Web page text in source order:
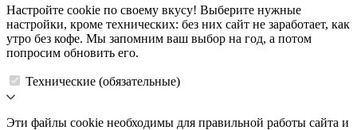
Настройте cookie по своему вкусу! Выберите нужные
настройки, кроме технических: без них сайт не заработает, как
утро без кофе. Мы запомним ваш выбор на год, а потом
попросим обновить его.
Технические (обязательные)
Эти файлы cookie необходимы для правильной работы сайта и